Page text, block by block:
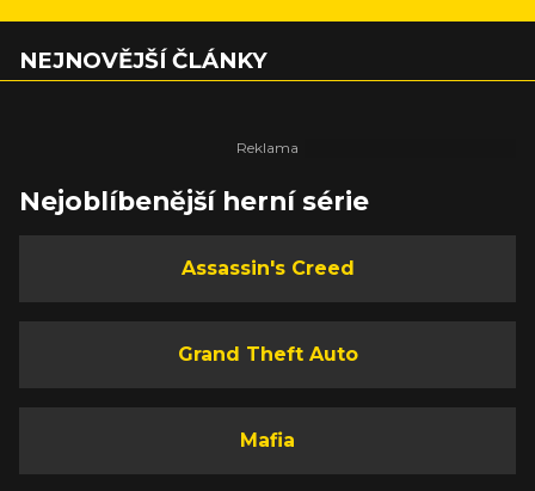
NEJNOVĚJŠÍ ČLÁNKY
Nejoblíbenější herní série
Assassin's Creed
Grand Theft Auto
Mafia